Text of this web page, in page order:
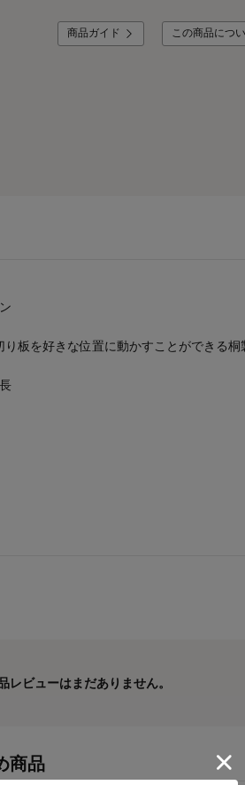
商品ガイド この商品につ
板を好きな位置に動かすことができる桐
レビューはまだありません。
商品